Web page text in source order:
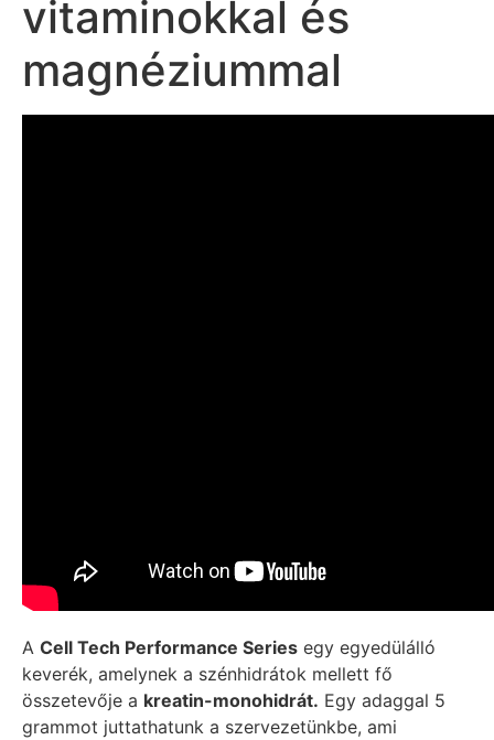
vitaminokkal és
magnéziummal
A Cell Tech Performance Series egy egyedülálló
keverék, amelynek a szénhidrátok mellett fő
összetevője a kreatin-monohidrát. Egy adaggal 5
grammot juttathatunk a szervezetünkbe, ami